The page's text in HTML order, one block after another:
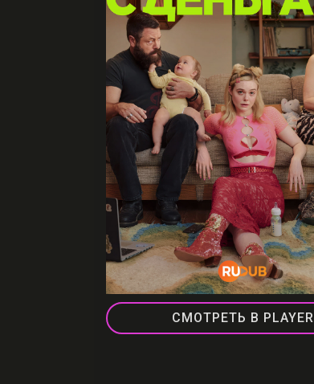
СМОТРЕТЬ В PLAYER